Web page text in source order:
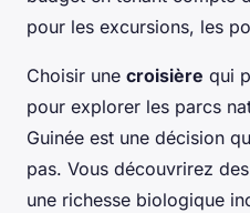
pour les excursions, les
Choisir une croisière qui
pour explorer les parcs
Guinée est une décision
pas. Vous découvrirez
une richesse biologique